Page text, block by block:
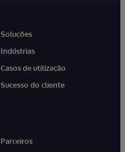
Soluções
Indústrias
Casos de utilização
Sucesso do cliente
Parceiros